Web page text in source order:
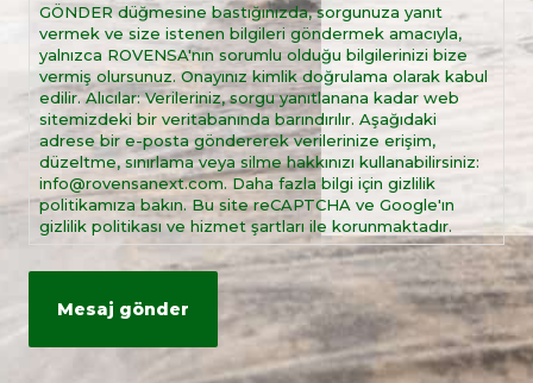
GÖNDER düğmesine bastığınızda, sorgunuza yanıt
vermek ve size istenen bilgileri göndermek amacıyla,
yalnızca ROVENSA'nın sorumlu olduğu bilgilerinizi bize
vermiş olursunuz. Onayınız kimlik doğrulama olarak kabul
edilir. Alıcılar: Verileriniz, sorgu yanıtlanana kadar web
sitemizdeki bir veritabanında barındırılır. Aşağıdaki
adrese bir e-posta göndererek verilerinize erişim,
düzeltme, sınırlama veya silme hakkınızı kullanabilirsiniz:
info@rovensanext.com. Daha fazla bilgi için gizlilik
politikamıza bakın. Bu site reCAPTCHA ve Google'ın
gizlilik politikası ve hizmet şartları ile korunmaktadır.